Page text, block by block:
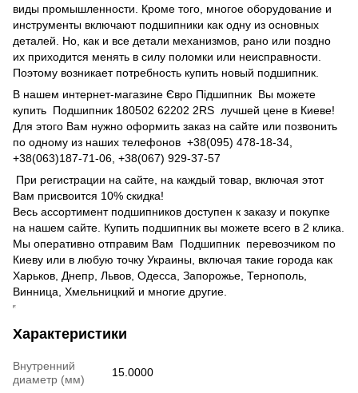
виды промышленности. Кроме того, многое оборудование и
инструменты включают подшипники как одну из основных
деталей. Но, как и все детали механизмов, рано или поздно
их приходится менять в силу поломки или неисправности.
Поэтому возникает потребность купить новый подшипник.
В нашем интернет-магазине Євро Підшипник Вы можете
купить Подшипник 180502 62202 2RS лучшей цене в Киеве!
Для этого Вам нужно оформить заказ на сайте или позвонить
по одному из наших телефонов +38(095) 478-18-34,
+38(063)187-71-06, +38(067) 929-37-57
При регистрации на сайте, на каждый товар, включая этот
Вам присвоится 10% скидка!
Весь ассортимент подшипников доступен к заказу и покупке
на нашем сайте. Купить подшипник вы можете всего в 2 клика.
Мы оперативно отправим Вам Подшипник перевозчиком по
Киеву или в любую точку Украины, включая такие города как
Харьков, Днепр, Львов, Одесса, Запорожье, Тернополь,
Винница, Хмельницкий и многие другие.
Характеристики
Внутренний
диаметр (мм)
15.0000